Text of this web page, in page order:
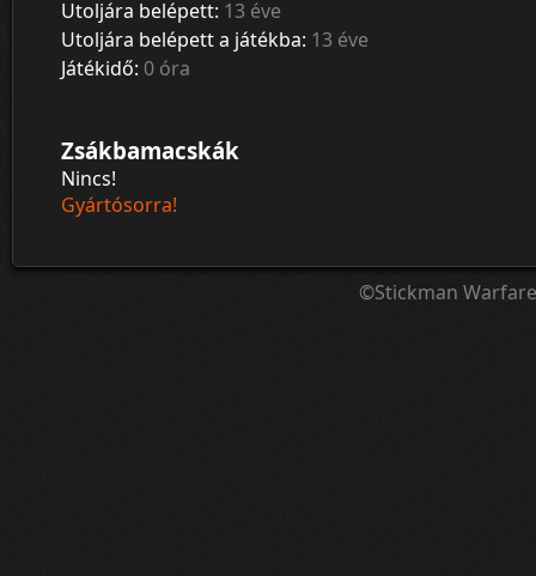
Utoljára belépett: 13 éve
Utoljára belépett a játékba: 13 éve
Játékidő: 0 óra
Zsákbamacskák
Nincs!
Gyártósorra!
©Stickman Warfare